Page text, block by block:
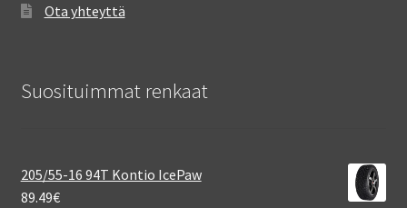
Ota yhteyttä
Suosituimmat renkaat
205/55-16 94T Kontio IcePaw
89.49€